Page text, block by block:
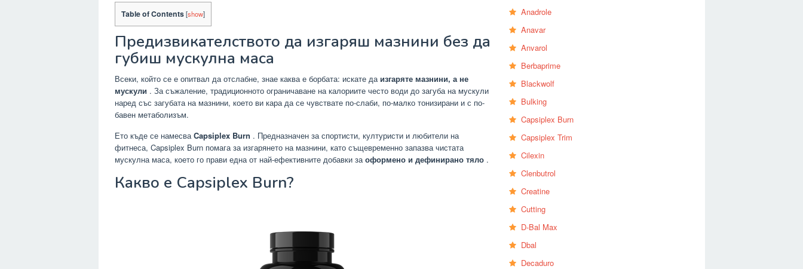
Table of Contents[show]
Предизвикателството да изгаряш мазнини без да
губиш мускулна маса
Всеки, който се е опитвал да отслабне, знае каква е борбата: искате да изгаряте мазнини, а не
мускули . За съжаление, традиционното ограничаване на калориите често води до загуба на мускули
наред със загубата на мазнини, което ви кара да се чувствате по-слаби, по-малко тонизирани и с по-
бавен метаболизъм.
Ето къде се намесваCapsiplex Burn . Предназначен за спортисти, културисти и любители на
фитнеса, Capsiplex Burn помага за изгарянето на мазнини, като същевременно запазва чистата
мускулна маса, което го прави една от най-ефективните добавки заоформено и дефинирано тяло .
Какво е Capsiplex Burn?
Anadrole
Anavar
Anvarol
Berbaprime
Blackwolf
Bulking
Capsiplex Burn
Capsiplex Trim
Cilexin
Clenbutrol
Creatine
Cutting
D-Bal Max
Dbal
Decaduro